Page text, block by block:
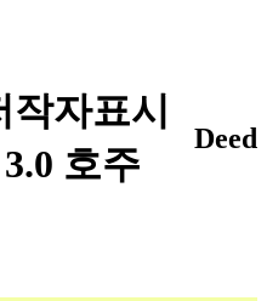
작자표시
3.0 호주
Deed